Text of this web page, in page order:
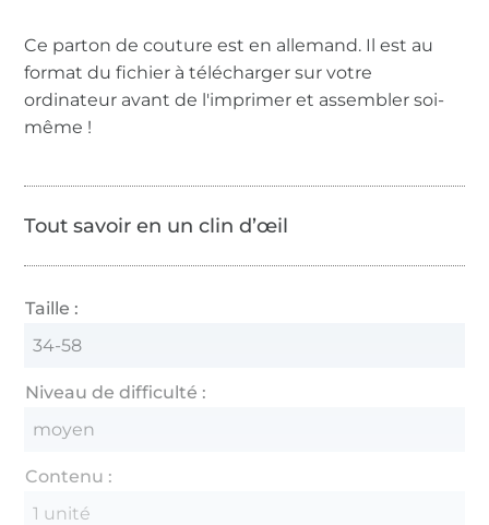
Ce parton de couture est en allemand. Il est au
format du fichier à télécharger sur votre
ordinateur avant de l'imprimer et assembler soi-
même !
Tout savoir en un clin d’œil
Taille :
34-58
Niveau de difficulté :
moyen
Contenu :
1 unité